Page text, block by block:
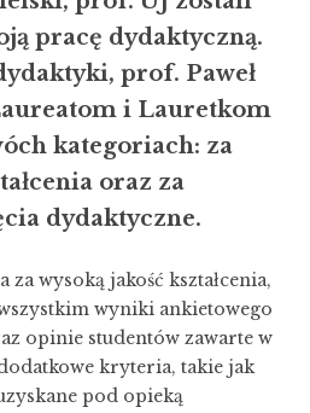
pracę dydaktyczną.
prof. Paweł
i Lauretkom
kategoriach: za
oraz za
dydaktyczne.
wysoką jakość kształcenia,
wyniki ankietowego
opinie studentów zawarte w
kryteria, takie jak
pod opieką